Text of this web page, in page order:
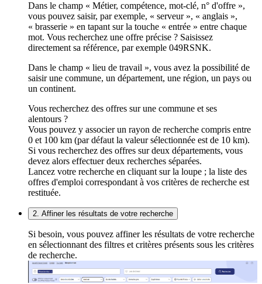
Dans le champ « Métier, compétence, mot-clé, n° d'offre »,
vous pouvez saisir, par exemple, « serveur », « anglais »,
« brasserie » en tapant sur la touche « entrée » entre chaque
mot. Vous recherchez une offre précise ? Saisissez
directement sa référence, par exemple 049RSNK.
Dans le champ « lieu de travail », vous avez la possibilité de
saisir une commune, un département, une région, un pays ou
un continent.
Vous recherchez des offres sur une commune et ses
alentours ?
Vous pouvez y associer un rayon de recherche compris entre
0 et 100 km (par défaut la valeur sélectionnée est de 10 km).
Si vous recherchez des offres sur deux départements, vous
devez alors effectuer deux recherches séparées.
Lancez votre recherche en cliquant sur la loupe ; la liste des
offres d'emploi correspondant à vos critères de recherche est
restituée.
2. Affiner les résultats de votre recherche
Si besoin, vous pouvez affiner les résultats de votre recherche
en sélectionnant des filtres et critères présents sous les critères
de recherche.